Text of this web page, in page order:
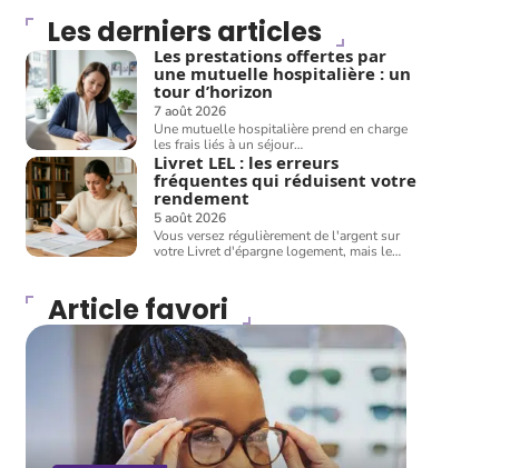
Les derniers articles
Les prestations offertes par
une mutuelle hospitalière : un
tour d’horizon
7 août 2026
Une mutuelle hospitalière prend en charge
les frais liés à un séjour…
Livret LEL : les erreurs
fréquentes qui réduisent votre
rendement
5 août 2026
Vous versez régulièrement de l'argent sur
votre Livret d'épargne logement, mais le…
Article favori